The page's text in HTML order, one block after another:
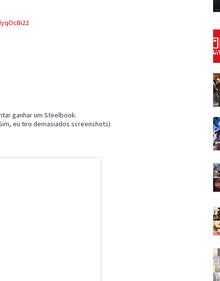
ganhar um Steelbook.
eu tiro demasiados screenshots)